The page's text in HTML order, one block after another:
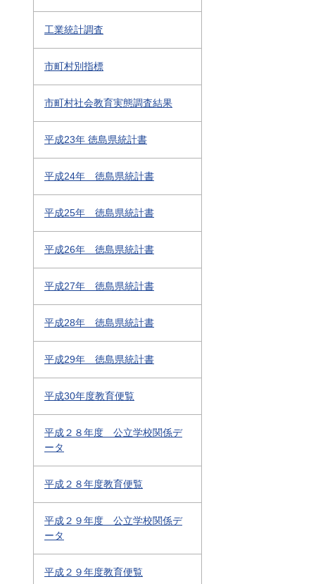
工業統計調査
市町村別指標
市町村社会教育実態調査結果
平成23年 徳島県統計書
平成24年 徳島県統計書
平成25年 徳島県統計書
平成26年 徳島県統計書
平成27年 徳島県統計書
平成28年 徳島県統計書
平成29年 徳島県統計書
平成30年度教育便覧
平成２８年度 公立学校関係デ
ータ
平成２８年度教育便覧
平成２９年度 公立学校関係デ
ータ
平成２９年度教育便覧